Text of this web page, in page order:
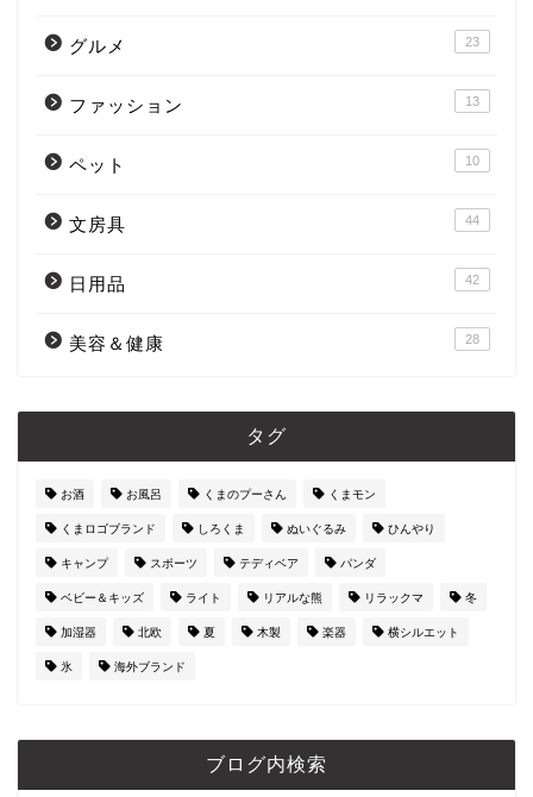
グルメ 23
ファッション 13
ペット 10
文房具 44
日用品 42
美容＆健康 28
タグ
お酒 お風呂 くまのプーさん くまモン
くまロゴブランド しろくま ぬいぐるみ ひんやり
キャンプ スポーツ テディベア パンダ
ベビー＆キッズ ライト リアルな熊 リラックマ 冬
加湿器 北欧 夏 木製 楽器 横シルエット
氷 海外ブランド
ブログ内検索